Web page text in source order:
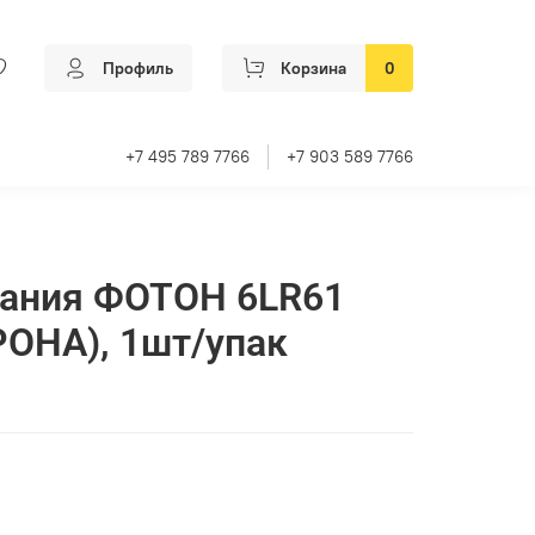
Профиль Корзина 0
+7 495 789 7766 +7 903 589 7766
ФОТОН 6LR61
1шт/упак